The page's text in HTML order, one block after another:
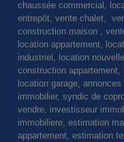
chaussée commercial,
entrepôt, vente chalet,
construction maison ,
location appartement,
industriel, location
construction
location garage,
immobilier, syndic de
vendre, investisseur
immobiliere, estimation
appartement, estimation